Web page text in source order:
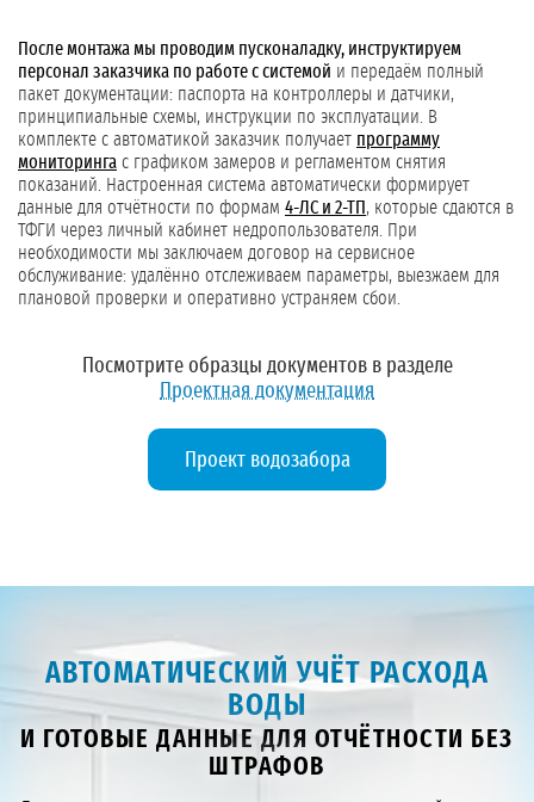
После монтажа мы проводим пусконаладку, инструктируем
персонал заказчика по работе с системой и передаём полный
пакет документации: паспорта на контроллеры и датчики,
принципиальные схемы, инструкции по эксплуатации. В
комплекте с автоматикой заказчик получает программу
мониторинга с графиком замеров и регламентом снятия
показаний. Настроенная система автоматически формирует
данные для отчётности по формам 4-ЛС и 2-ТП, которые сдаются в
ТФГИ через личный кабинет недропользователя. При
необходимости мы заключаем договор на сервисное
обслуживание: удалённо отслеживаем параметры, выезжаем для
плановой проверки и оперативно устраняем сбои.
Посмотрите образцы документов в разделе
Проектная документация
Проект водозабора
АВТОМАТИЧЕСКИЙ УЧЁТ РАСХОДА
ВОДЫ
И ГОТОВЫЕ ДАННЫЕ ДЛЯ ОТЧЁТНОСТИ БЕЗ
ШТРАФОВ